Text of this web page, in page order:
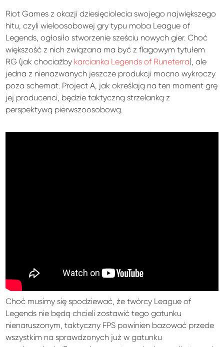
Riot Games z okazji dziesięciolecia swojego największego
hitu, czyli wieloosobowej gry typu moba League of
Legends, ogłosiło stworzenie sześciu nowych gier. Choć
większość z nich związana ma być z flagowym tytułem
RG (jak chociażby karcianka Legends of Runeterra), ale
jedna z nienazwanych jeszcze produkcji mocno wykroczy
poza schemat. Project A, jak określają na ten moment grę
jej producenci, będzie taktyczną strzelanką z
perspektywą pierwszoosobową.
Choć musimy się spodziewać, że twórcy League of
Legends nie będą chcieli zostawić tego gatunku
nienaruszonym, taktyczny FPS powinien bazować przede
wszystkim na sprawdzonych już w gatunku